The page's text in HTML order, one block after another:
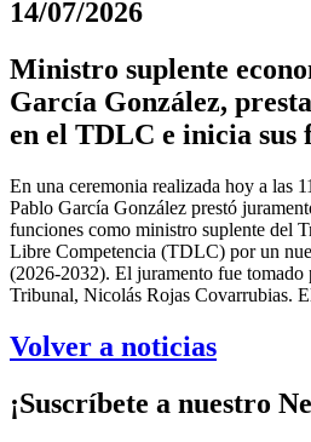
14/07/2026
Ministro suplente
García González,
en el TDLC e inicia sus
En una ceremonia realizada hoy a las
Pablo García González prestó
funciones como ministro suplente del
Libre Competencia (TDLC) por un
(2026-2032). El juramento fue tomado
Tribunal, Nicolás Rojas Covarrubias.
Volver a noticias
¡Suscríbete a nuestro